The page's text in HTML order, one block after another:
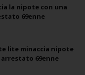
la nipote con una
69enne
lite minaccia nipote
69enne